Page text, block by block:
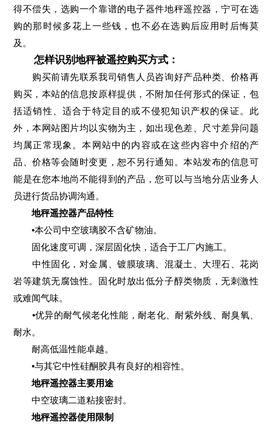
得不偿失，选购一个靠谱的电子器件地秤遥控器，宁可在选
购的那时候多花上一些钱，也不必在选购后应用时后悔莫
及。
怎样识别地秤被遥控购买方式：
购买前请先联系我司销售人员咨询好产品种类、价格再
购买，本站的信息按原样提供，不附加任何形式的保证，包
括适销性、适合于特定目的或不侵犯知识产权的保证。此
外，本网站图片均以实物为主，如出现色差、尺寸差异问题
均属正常现象。本网站中的内容或在这些内容中介绍的产
品、价格等会随时变更，恕不另行通知。本站发布的信息可
能是在您本地尚不能得到的产品，您可以与当地分店业务人
员进行货品协调沟通。
地秤遥控器产品特性
•本公司中空玻璃胶不含矿物油。
固化速度可调，深层固化快，适合于工厂内施工。
中性固化，对金属、镀膜玻璃、混凝土、大理石、花岗
岩等建筑无腐蚀性。固化时放出低分子醇类物质，无刺激性
或难闻气味。
•优异的耐气候老化性能，耐老化、耐紫外线、耐臭氧、
耐水。
耐高低温性能卓越。
•与其它中性硅酮胶具有良好的相容性。
地秤遥控器主要用途
中空玻璃二道粘接密封。
地秤遥控器使用限制